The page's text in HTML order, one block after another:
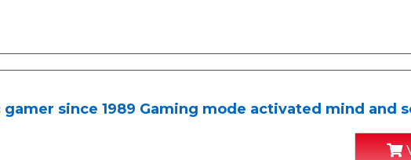
gamer since 1989 Gaming mode activated mind and